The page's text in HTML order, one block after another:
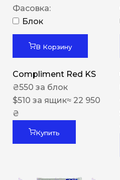
Фасовка:
Блок
В Корзину
Compliment Red KS
₴550 за блок
$510 за ящик≈ 22 950
₴
Купить